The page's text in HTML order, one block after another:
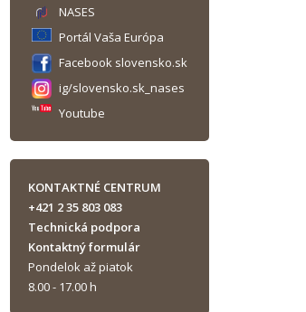
NASES
Portál Vaša Európa
Facebook slovensko.sk
ig/slovensko.sk_nases
Youtube
KONTAKTNÉ CENTRUM
+421 2 35 803 083
Technická podpora
Kontaktný formulár
Pondelok až piatok
8.00 - 17.00 h